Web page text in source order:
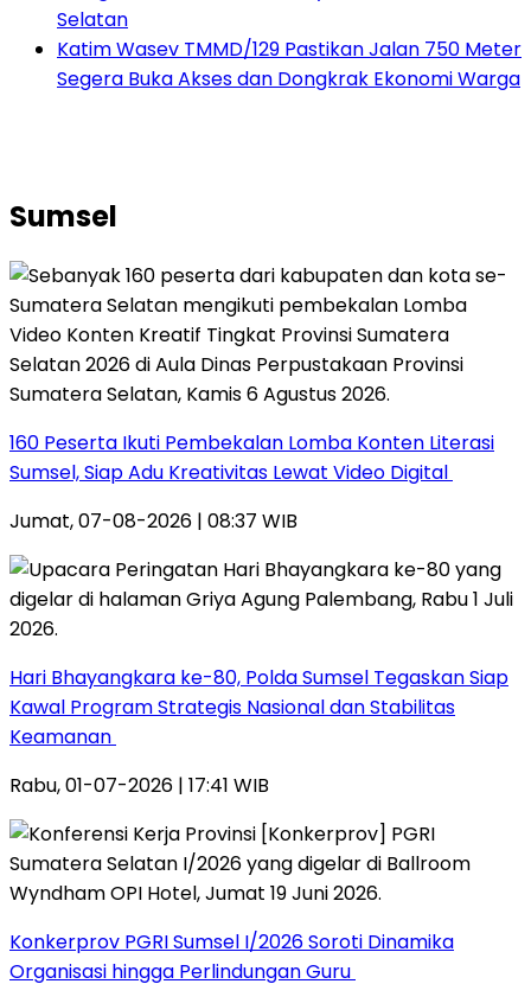
Selatan
Katim Wasev TMMD/129 Pastikan Jalan 750 Meter
Segera Buka Akses dan Dongkrak Ekonomi Warga
Sumsel
160 Peserta Ikuti Pembekalan Lomba Konten Literasi
Sumsel, Siap Adu Kreativitas Lewat Video Digital ‎
Jumat, 07-08-2026 | 08:37 WIB
Hari Bhayangkara ke-80, Polda Sumsel Tegaskan Siap
Kawal Program Strategis Nasional dan Stabilitas
Keamanan ‎
Rabu, 01-07-2026 | 17:41 WIB
Konkerprov PGRI Sumsel I/2026 Soroti Dinamika
Organisasi hingga Perlindungan Guru ‎